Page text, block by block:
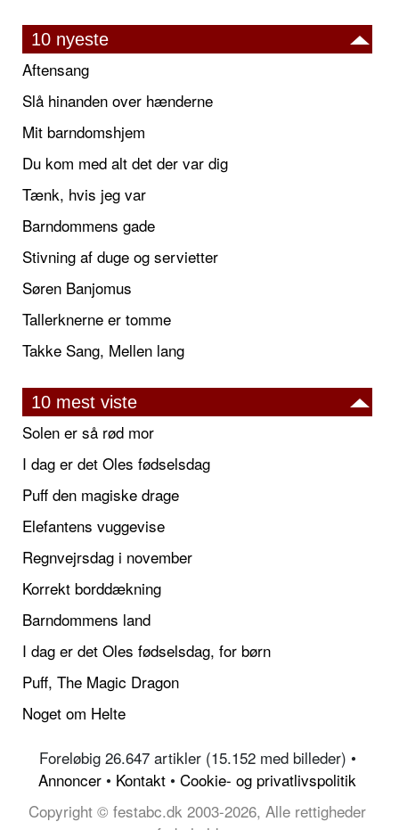
10 nyeste
Aftensang
Slå hinanden over hænderne
Mit barndomshjem
Du kom med alt det der var dig
Tænk, hvis jeg var
Barndommens gade
Stivning af duge og servietter
Søren Banjomus
Tallerknerne er tomme
Takke Sang, Mellen lang
10 mest viste
Solen er så rød mor
I dag er det Oles fødselsdag
Puff den magiske drage
Elefantens vuggevise
Regnvejrsdag i november
Korrekt borddækning
Barndommens land
I dag er det Oles fødselsdag, for børn
Puff, The Magic Dragon
Noget om Helte
Foreløbig 26.647 artikler (15.152 med billeder) •
Annoncer • Kontakt • Cookie- og privatlivspolitik
Copyright © festabc.dk 2003-2026, Alle rettigheder